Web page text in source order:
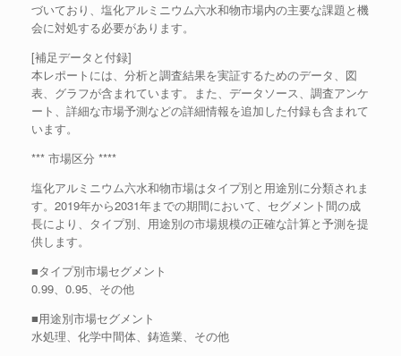
づいており、塩化アルミニウム六水和物市場内の主要な課題と機
会に対処する必要があります。
[補足データと付録]
本レポートには、分析と調査結果を実証するためのデータ、図
表、グラフが含まれています。また、データソース、調査アンケ
ート、詳細な市場予測などの詳細情報を追加した付録も含まれて
います。
*** 市場区分 ****
塩化アルミニウム六水和物市場はタイプ別と用途別に分類されま
す。2019年から2031年までの期間において、セグメント間の成
長により、タイプ別、用途別の市場規模の正確な計算と予測を提
供します。
■タイプ別市場セグメント
0.99、0.95、その他
■用途別市場セグメント
水処理、化学中間体、鋳造業、その他